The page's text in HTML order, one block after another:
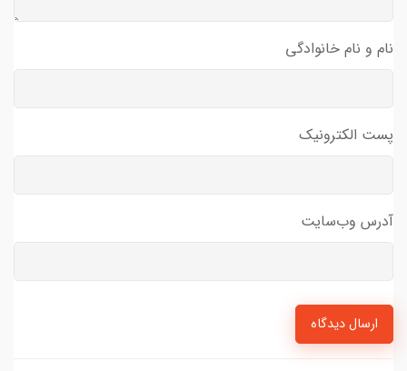
نام و نام خانوادگی
پست الکترونیک
آدرس وب‌سایت
ارسال دیدگاه